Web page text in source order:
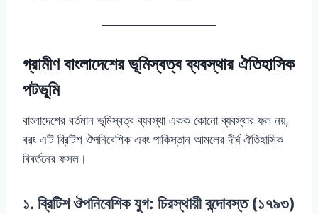
গ্রামীণ বাংলাদেশের ভূমিস্বত্ব ব্যবস্থার ঐতিহাসিক
পটভূমি
বাংলাদেশের বর্তমান ভূমিস্বত্ব ব্যবস্থা একক কোনো ব্যবস্থার ফল নয়,
বরং এটি ব্রিটিশ ঔপনিবেশিক এবং পাকিস্তান আমলের দীর্ঘ ঐতিহাসিক
বিবর্তনের ফসল।
১. ব্রিটিশ ঔপনিবেশিক যুগ: চিরস্থায়ী বন্দোবস্ত (১৭৯৩)